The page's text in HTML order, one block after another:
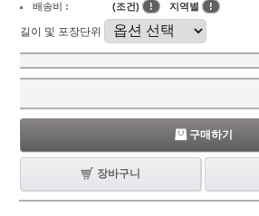
배송비 :
(조건) ! 지역별 !
길이 및 포장단위
구매하기
장바구니